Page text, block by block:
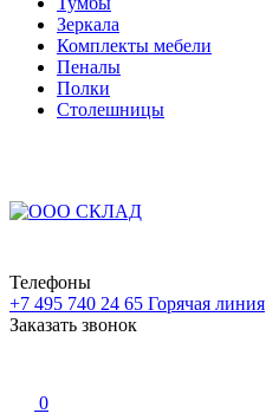
Зеркала
Комплекты мебели
Пеналы
Полки
Столешницы
Телефоны
+7 495 740 24 65 Горячая линия
Заказать звонок
0